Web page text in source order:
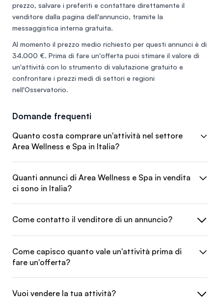
prezzo, salvare i preferiti e contattare direttamente il
venditore dalla pagina dell'annuncio, tramite la
messaggistica interna gratuita.
Al momento il prezzo medio richiesto per questi annunci è di
34.000 €. Prima di fare un'offerta puoi stimare il valore di
un'attività con lo strumento di valutazione gratuito e
confrontare i prezzi medi di settori e regioni
nell'Osservatorio.
Domande frequenti
Quanto costa comprare un'attività nel settore
Area Wellness e Spa in Italia?
Quanti annunci di Area Wellness e Spa in vendita
ci sono in Italia?
Come contatto il venditore di un annuncio?
Come capisco quanto vale un'attività prima di
fare un'offerta?
Vuoi vendere la tua attività?